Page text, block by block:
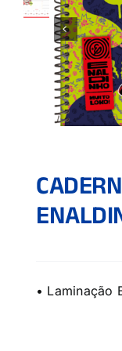
• Laminação